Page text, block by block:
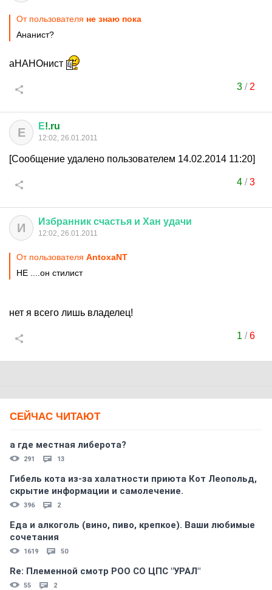
От пользователя не знаю пока
Ананист?
аНАНОнист
3/ 2
Е Е!.ru
12:02, 26.01.2011
[Сообщение удалено пользователем 14.02.2014 11:20]
4/3
И Избранник счастья и Хан удачи
12:02, 26.01.2011
От пользователя AntoxaNT
НЕ ....он стилист
нет я всего лишь владелец!
1 /6
СЕЙЧАС ЧИТАЮТ
а где местная либерота?
291 13
Гибель кота из-за халатности приюта Кот Леопольд,
скрытиe информации и самолечение.
396 2
Еда и алкоголь (вино, пиво, крепкое). Ваши любимые
сочетания
1619 50
Re: Племеннoй смoтр РOO CO ЦПС "УРАЛ"
55 2